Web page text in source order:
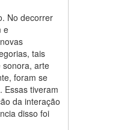
No decorrer
e
tais
sonora, arte
foram se
Essas tiveram
da interação
disso foi